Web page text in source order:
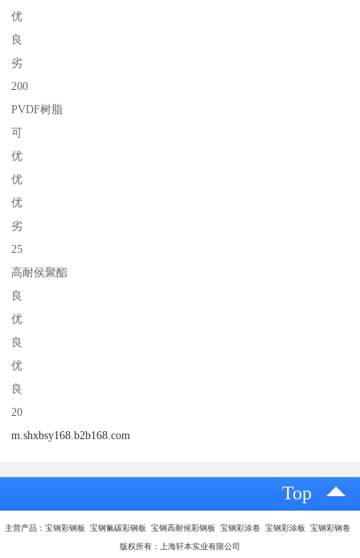
优
良
劣
200
PVDF树脂
可
优
优
优
劣
25
高耐侯聚酯
良
优
良
优
良
20
m.shxbsy168.b2b168.com
Top
主营产品：宝钢彩钢板 宝钢氟碳彩钢板 宝钢高耐候彩钢板 宝钢彩涂卷 宝钢彩涂板 宝钢彩钢卷
版权所有：上海轩本实业有限公司